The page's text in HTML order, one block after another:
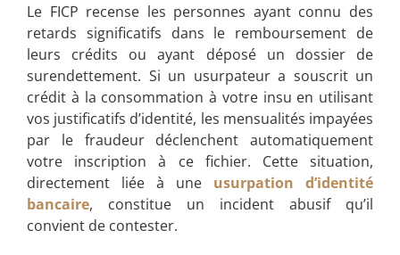
Le FICP recense les personnes ayant connu des
retards significatifs dans le remboursement de
leurs crédits ou ayant déposé un dossier de
surendettement. Si un usurpateur a souscrit un
crédit à la consommation à votre insu en utilisant
vos justificatifs d’identité, les mensualités impayées
par le fraudeur déclenchent automatiquement
votre inscription à ce fichier. Cette situation,
directement liée à une usurpation d’identité
bancaire, constitue un incident abusif qu’il
convient de contester.